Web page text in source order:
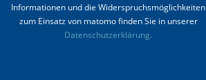
Informationen und die Widerspruchsmöglichkeiten
zum Einsatz von matomo finden Sie in unserer
Datenschutzerklärung.